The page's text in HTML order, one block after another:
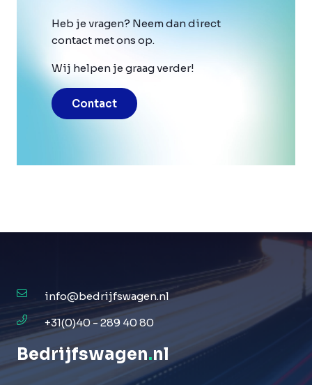
Heb je vragen? Neem dan direct
contact met ons op.
Wij helpen je graag verder!
Contact
info@bedrijfswagen.nl
+31(0)40 - 289 40 80
Bedrijfswagen.nl